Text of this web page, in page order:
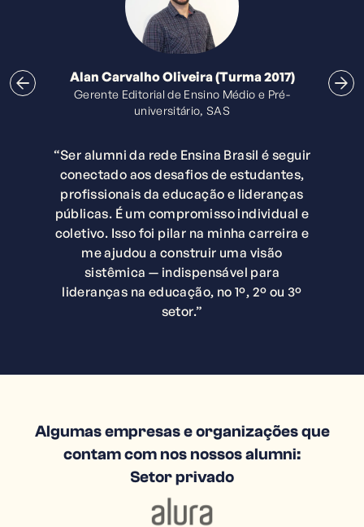
Alan Carvalho Oliveira (Turma 2017)
Gerente Editorial de Ensino Médio e Pré-
universitário, SAS
“Ser alumni da rede Ensina Brasil é seguir
conectado aos desafios de estudantes,
profissionais da educação e lideranças
públicas. É um compromisso individual e
coletivo. Isso foi pilar na minha carreira e
me ajudou a construir uma visão
sistêmica — indispensável para
lideranças na educação, no 1º, 2º ou 3º
setor.”
Algumas empresas e organizações que
contam com nos nossos alumni:
Setor privado